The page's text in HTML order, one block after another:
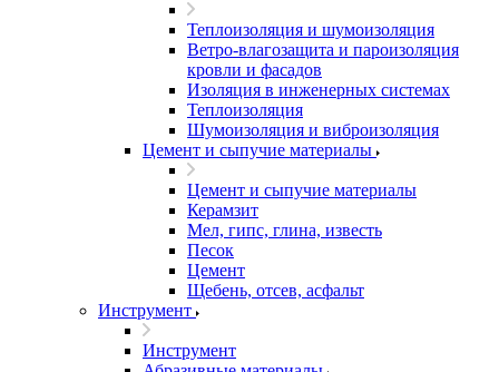
Теплоизоляция и шумоизоляция
Ветро-влагозащита и пароизоляция
кровли и фасадов
Изоляция в инженерных системах
Теплоизоляция
Шумоизоляция и виброизоляция
Цемент и сыпучие материалы
Цемент и сыпучие материалы
Керамзит
Мел, гипс, глина, известь
Песок
Цемент
Щебень, отсев, асфальт
Инструмент
Инструмент